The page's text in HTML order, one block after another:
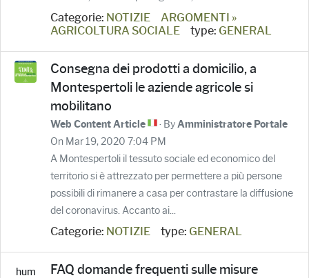
Categorie: NOTIZIE
ARGOMENTI »
AGRICOLTURA SOCIALE
type: GENERAL
Consegna dei prodotti a domicilio, a
Montespertoli le aziende agricole si
mobilitano
Web Content Article · ByAmministratore Portale
On Mar 19, 2020 7:04 PM
A Montespertoli il tessuto sociale ed economico del
territorio si è attrezzato per permettere a più persone
possibili di rimanere a casa per contrastare la diffusione
del coronavirus. Accanto ai...
Categorie: NOTIZIE type: GENERAL
FAQ domande frequenti sulle misure